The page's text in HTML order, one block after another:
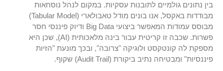
בין נתונים גולמיים לתובנות עסקיות. במקום לנהל נוסחאות
מבודדות באקסל, אנו בונים מודל טאבולארי (Tabular Model)
מבוסס עמודות המאפשר ביצועי Big Data ודיוק פיננסי חסר
פשרות. שכבה זו קריטית עבור בינה מלאכותית (AI), שכן היא
מספקת לה קונטקסט ולוגיקה "צרובה", ובכך מונעת "הזיות
פיננסיות" ומבטיחה נתיב ביקורת (Audit Trail) שקוף.